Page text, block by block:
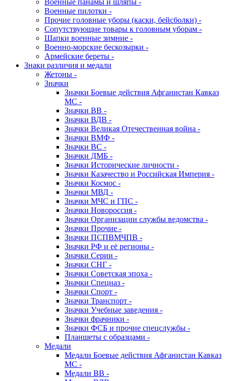
Военные панамы и шляпы -
Военные пилотки -
Прочие головные уборы (каски, бейсболки) -
Сопутствующие товары к головным уборам -
Шапки военные зимние -
Военно-морские бескозырки -
Армейские береты -
Знаки различия и медали
Жетоны -
Значки
Значки Боевые действия Афганистан Кавказ
МС -
Значки ВВ -
Значки ВДВ -
Значки Великая Отечественная война -
Значки ВМФ -
Значки ВС -
Значки ДМБ -
Значки Исторические личности -
Значки Казачество и Российская Империя -
Значки Космос -
Значки МВД -
Значки МЧС и ГПС -
Значки Новороссия -
Значки Организации службы ведомства -
Значки Прочие -
Значки ПСПВМЧПВ -
Значки РФ и её регионы -
Значки Серии -
Значки СНГ -
Значки Советская эпоха -
Значки Спецназ -
Значки Спорт -
Значки Транспорт -
Значки Учебные заведения -
Значки фрачники -
Значки ФСБ и прочие спецслужбы -
Планшеты с образцами -
Медали
Медали Боевые действия Афганистан Кавказ
МС -
Медали ВВ -